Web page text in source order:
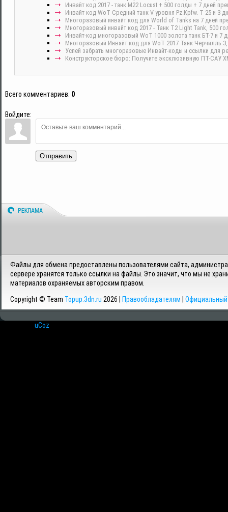
Инвайт код 2017 - танк M22 Locust + 500 голды + 7 дней
Инвайт код WoT Средний танк V уровня Pz.Kpfw. T 25 и 3
Многоразовый инвайт код для World of Tanks на 7 дней
Многоразовый инвайт код 2017 - Танк T2 Light Tank, 500
Инвайт-код многоразовый WoT 1000 золота танк БТ-7 и 7
Многоразовый Инвайт код для WoT 2017 Танк Черчилль
Успей забрать многоразовые Инвайт-коды и ссылки для
Конструкторское бюро: Получите эксклюзивную ПТ-САУ
Всего комментариев: 0
Войдите:
Отправить
Файлы для обмена предоставлены пользователями сайта,
сервере хранятся только ссылки на файлы. Это значит, что мы не
материалов охраняемых авторским правом.
Copyright © Team Topup.3dn.ru 2026 | Правообладателям Официальный
uCoz